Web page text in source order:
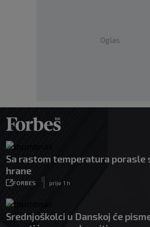
Oglas
Sa rastom temperatura porasle
hrane
FORBES
|
prije 1 h
Srednjoškolci u Danskoj će